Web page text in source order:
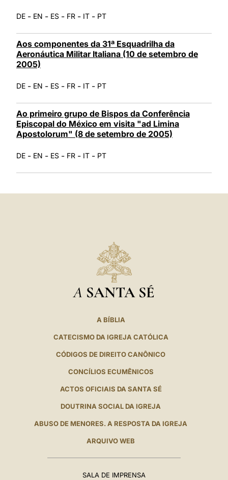
DE - EN - ES - FR - IT - PT
Aos componentes da 31ª Esquadrilha da
Aeronáutica Militar Italiana (10 de setembro de
2005)
DE - EN - ES - FR - IT - PT
Ao primeiro grupo de Bispos da Conferência
Episcopal do México em visita "ad Limina
Apostolorum" (8 de setembro de 2005)
DE - EN - ES - FR - IT - PT
A SANTA SÉ
A BÍBLIA
CATECISMO DA IGREJA CATÓLICA
CÓDIGOS DE DIREITO CANÔNICO
CONCÍLIOS ECUMÊNICOS
ACTOS OFICIAIS DA SANTA SÉ
DOUTRINA SOCIAL DA IGREJA
ABUSO DE MENORES. A RESPOSTA DA IGREJA
ARQUIVO WEB
SALA DE IMPRENSA